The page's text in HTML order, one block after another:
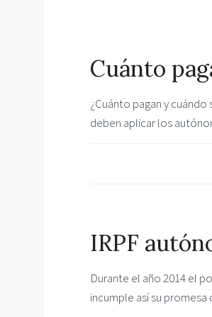
Cuánto
¿Cuánto pagan y
deben aplicar los
IRPF
Durante el año 2014 el
incumple así su